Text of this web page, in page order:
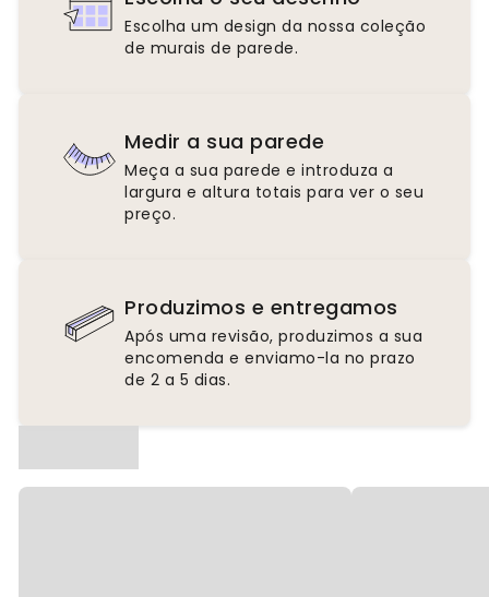
Escolha um design da nossa coleção
de murais de parede.
Medir a sua parede
Meça a sua parede e introduza a
largura e altura totais para ver o seu
preço.
Produzimos e entregamos
Após uma revisão, produzimos a sua
encomenda e enviamo-la no prazo
de 2 a 5 dias.